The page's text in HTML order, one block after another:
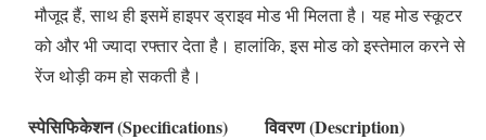
मौजूद हैं, साथ ही इसमें हाइपर ड्राइव मोड भी मिलता है। यह मोड स्कूटर
को और भी ज्यादा रफ्तार देता है। हालांकि, इस मोड को इस्तेमाल करने से
रेंज थोड़ी कम हो सकती है।
स्पेसिफिकेशन (Specifications) विवरण (Description)